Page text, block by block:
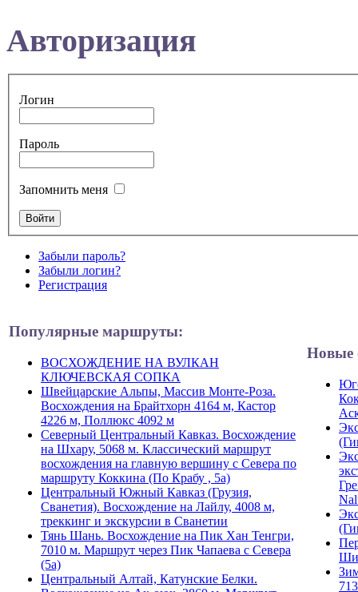
Авторизация
Логин
Пароль
Запомнить меня
Забыли пароль?
Забыли логин?
Регистрация
Популярные маршруты:
ВОСХОЖДЕНИЕ НА ВУЛКАН
КЛЮЧЕВСКАЯ СОПКА
Швейцарские Альпы, Массив Монте-Роза.
Восхождения на Брайтхорн 4164 м, Кастор
4226 м, Поллюкс 4092 м
Северный Центральный Кавказ. Восхождение
на Шхару, 5068 м. Классический маршрут
восхождения на главную вершину с Севера по
маршруту Коккина (По Крабу , 5а)
Центральный Южный Кавказ (Грузия,
Сванетия). Восхождение на Лайлу, 4008 м,
треккинг и экскурсии в Сванетии
Тянь Шань. Восхождение на Пик Хан Тенгри,
7010 м. Маршрут через Пик Чапаева с Севера
(5а)
Центральный Алтай, Катунские Белки.
Новые